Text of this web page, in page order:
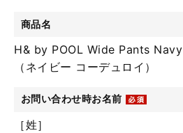
商品名
H& by POOL Wide Pants
（ネイビー コーデュロイ）
お問い合わせ時お名前
［姓］